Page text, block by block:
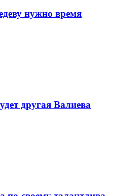
нужно время
другая Валиева